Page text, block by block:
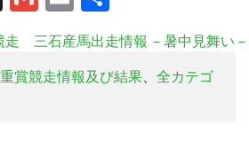
有
走 三石産馬出走情報 －暑中見舞い－
賞競走情報及び結果、 全カテゴ